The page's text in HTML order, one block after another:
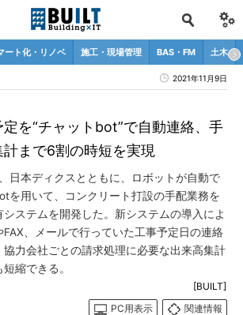
ート化・リノベ 施工・現場管理 BAS・FM 土木
2021年11月9日
を“チャットbot”で自動連絡、手
まで6割の時短を実現
日本ディクスとともに、ロボットが自動で
を用いて、コンクリート打設の手配業務を
ステムを開発した。新システムの導入によ
FAX、メールで行っていた工事予定日の連絡
力会社ごとの請求処理に必要な出来高集計
縮できる。
[BUILT]
PC用表示
関連情報